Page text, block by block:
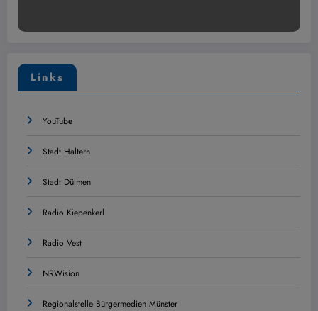
Links
YouTube
Stadt Haltern
Stadt Dülmen
Radio Kiepenkerl
Radio Vest
NRWision
Regionalstelle Bürgermedien Münster